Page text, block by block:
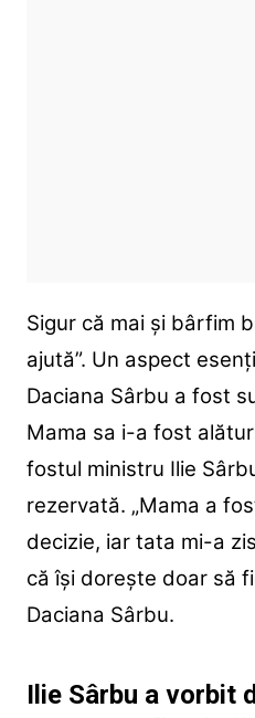
Sigur că mai și bârfim
ajută”. Un aspect
Daciana Sârbu a fost
Mama sa i-a fost
fostul ministru Ilie
rezervată. „Mama a
decizie, iar tata mi-a
că își dorește doar să
Daciana Sârbu.
Ilie Sârbu a vorbit